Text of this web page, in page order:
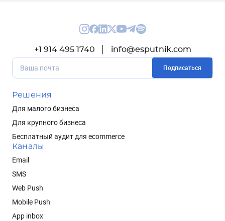
+1 914 495 1740 info@esputnik.com
Подписаться
Решения
Для малого бизнеса
Для крупного бизнеса
Бесплатный аудит для ecommerce
Каналы
Email
SMS
Web Push
Mobile Push
App inbox